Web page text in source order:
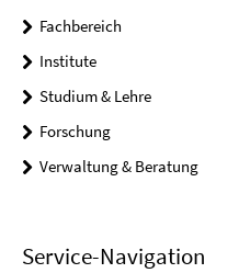
Fachbereich
Institute
Studium & Lehre
Forschung
Verwaltung & Beratung
Service-Navigation